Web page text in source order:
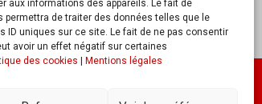
aux informations des appareils. Le fait de
de traiter des données telles que le
ID uniques sur ce site. Le fait de ne pas consentir
avoir un effet négatif sur certaines
des cookies Mentions légales